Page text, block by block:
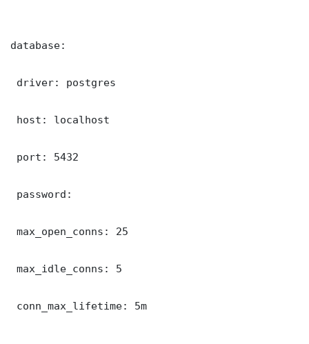
database:
driver: postgres
host: localhost
port: 5432
password:
max_open_conns: 25
max_idle_conns: 5
conn_max_lifetime: 5m